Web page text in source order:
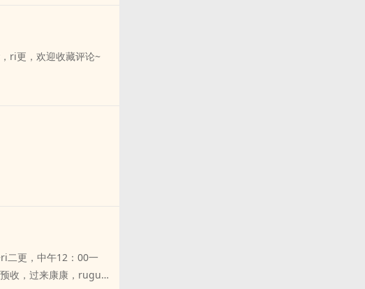
异域风情，但脸却
林中走出来，他手中抛
紫se，若是看得久了，
穿书了，穿成了一本
“懂啊。你不过是想要
对抗三界，堕落成魔的
。你这个样子，我很
得彻底的拥有你。”慕
深ai女主，虽然很腹黑，
ri更，欢迎收藏评论~
二更，中午12：00一
收，过来康康，rugu不